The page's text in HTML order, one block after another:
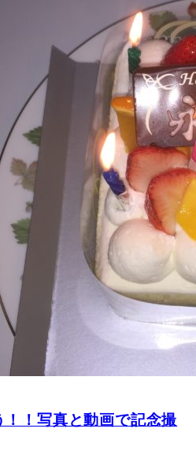
！写真と動画で記念撮